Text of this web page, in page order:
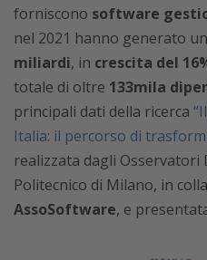
forniscono software
nel 2021 hanno generato un
miliardi, in crescita del
totale di oltre 133mila
principali dati della ricerca
Italia: il percorso di
realizzata dagli
Politecnico di Milano, in
AssoSoftware, e